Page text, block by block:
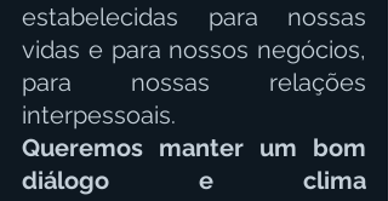
estabelecidas para nossas
vidas e para nossos negócios,
para nossas relações
interpessoais.
Queremos manter um bom
diálogo e clima